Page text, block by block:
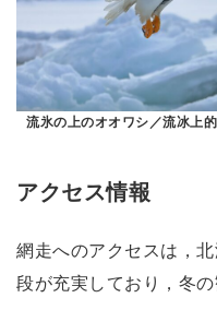
流氷の上のオオワシ／流冰
アクセス情報
網走へのアクセスは，
段が充実しており，冬の